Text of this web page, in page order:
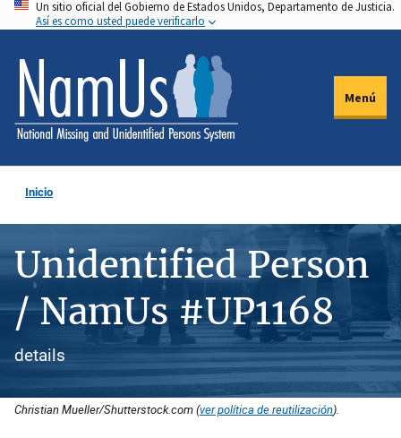
Pasar
al
contenido
principal
Un sitio oficial del Gobierno de Estados Unidos, Departamento de Justicia.
Así es como usted puede verificarlo
Menú
Inicio
Unidentified Person
/ NamUs #UP1168
details
Christian Mueller/Shutterstock.com (ver política de reutilización).